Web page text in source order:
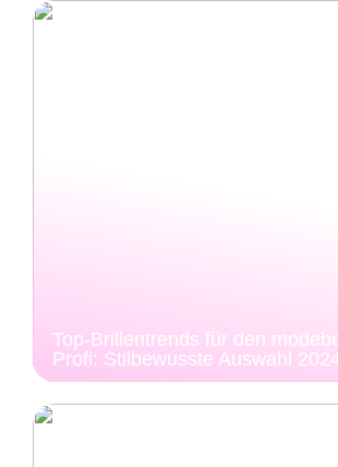
Top-Brillentrends für den
Profi: Stilbewusste Auswahl